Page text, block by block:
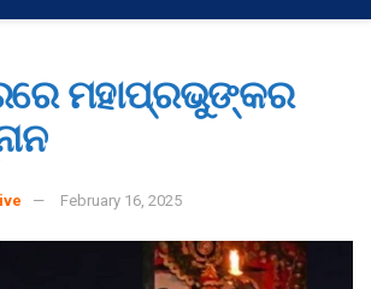
ମହାପ୍ରଭୁଙ୍କର
February 16, 2025